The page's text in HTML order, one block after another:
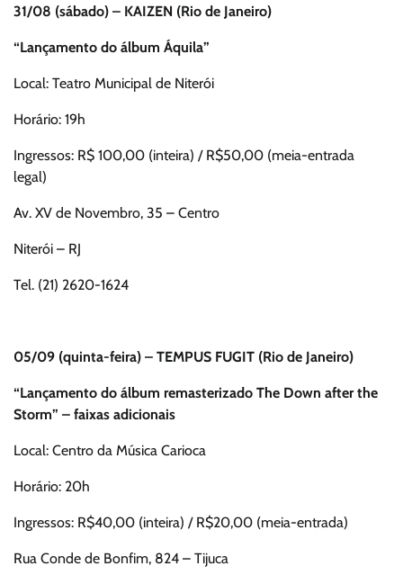
31/08 (sábado) – KAIZEN (Rio de Janeiro)
“Lançamento do álbum Áquila”
Local: Teatro Municipal de Niterói
Horário: 19h
Ingressos: R$ 100,00 (inteira) / R$50,00 (meia-entrada
legal)
Av. XV de Novembro, 35 – Centro
Niterói – RJ
Tel. (21) 2620-1624
05/09 (quinta-feira) – TEMPUS FUGIT (Rio de Janeiro)
“Lançamento do álbum remasterizado The Down after the
Storm” – faixas adicionais
Local: Centro da Música Carioca
Horário: 20h
Ingressos: R$40,00 (inteira) / R$20,00 (meia-entrada)
Rua Conde de Bonfim, 824 – Tijuca